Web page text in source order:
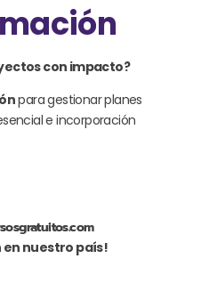
con impacto?
para gestionar planes
e incorporación
nuestro país!